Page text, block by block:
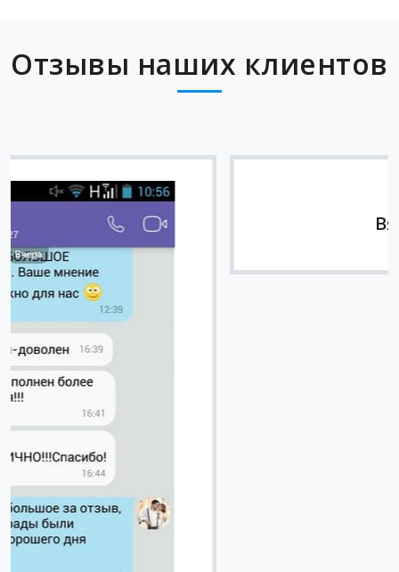
Отзывы наших клиентов
Вячеслав